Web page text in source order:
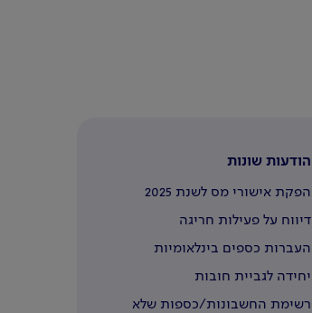
הודעות שונות
הפקת אישורי מס לשנת 2025
דיווח על פעילות חריגה
העברות כספים בינלאומיות
יחידה לגביית חובות
רשימת החשבונות/כספות שלא